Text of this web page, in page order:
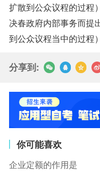
扩散到公众议程的过程
决春政府内部事务而提
到公众议程当中的过程）
分享到:
你可能喜欢
企业定额的作用是